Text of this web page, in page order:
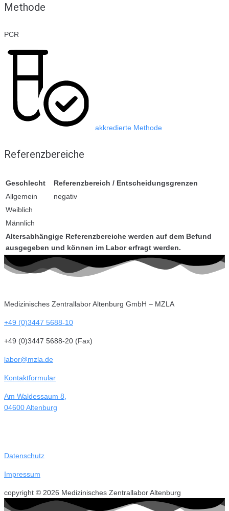
Methode
PCR
akkredierte Methode
Referenzbereiche
Geschlecht Referenzbereich / Entscheidungsgrenzen
Altersabhängige Referenzbereiche werden auf dem Befund
ausgegeben und können im Labor erfragt werden.
Allgemein
negativ
Weiblich
Männlich
Medizinisches Zentrallabor Altenburg GmbH – MZLA
+49 (0)3447 5688-10
+49 (0)3447 5688-20 (Fax)
labor@mzla.de
Kontaktformular
Am Waldessaum 8,
04600 Altenburg
Datenschutz
Impressum
copyright © 2026 Medizinisches Zentrallabor Altenburg